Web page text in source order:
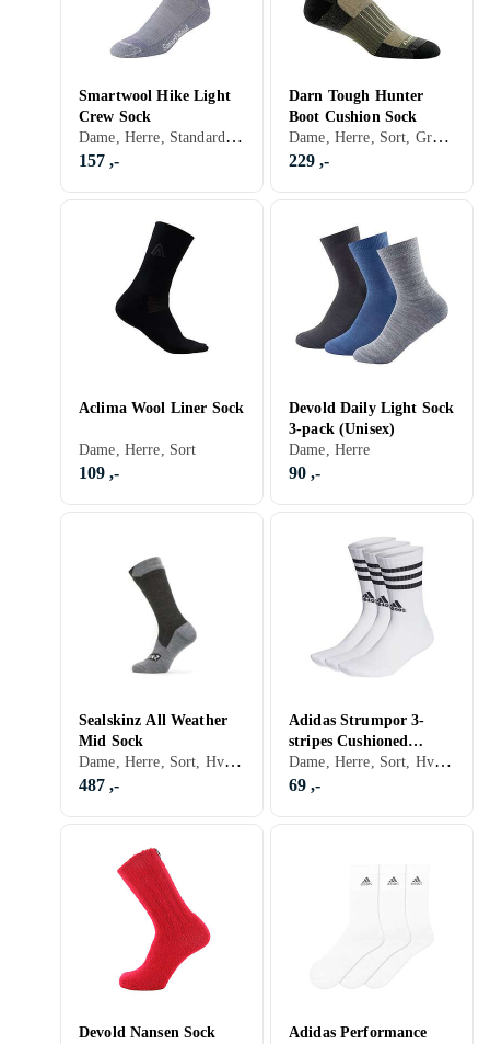
Smartwool Hike Light
Crew Sock
Dame, Herre, Standard, Sort, Hvit, Grå, Turkis, Brun, Blå, Rød, Gul, Oransje, Gull, Grønn, Beige, Rosa, Lilla
157 ,-
Darn Tough Hunter
Boot Cushion Sock
Dame, Herre, Sort, Grå, Blå, Rød
229 ,-
Aclima Wool Liner Sock
Dame, Herre, Sort
109 ,-
Devold Daily Light Sock
3-pack (Unisex)
Dame, Herre
90 ,-
Sealskinz All Weather
Mid Sock
Dame, Herre, Sort, Hvit, Grå, Blå, Rød, Gul, Rosa
487 ,-
Adidas Strumpor 3-
stripes Cushioned
Sportswear Crew 3-
pack Hvit/svart adult
Dame, Herre, Sort, Hvit, Grå, Blå, Oransje, Grønn, Beige, Rosa
69 ,-
Devold Nansen Sock
Adidas Performance